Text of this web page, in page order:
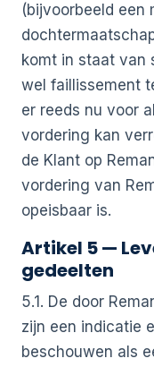
(bijvoorbeeld een
komt in staat van
wel faillissement
er reeds nu voor
vordering kan
de Klant op
vordering van
opeisbaar is.
Artikel 5 —
gedeelten
5.1. De door
zijn een indicatie
beschouwen als